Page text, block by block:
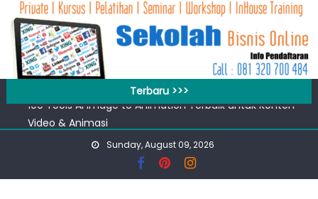
content
Terbaru >>>
Workshop Google for Business
100 Tools AI Image to Animation Terbaik untuk Konten
Video & Animasi
Banjir 20 Ribu, Peluang Usaha Murah Modal 20 Ribu !!
Sunday, August 09, 2026